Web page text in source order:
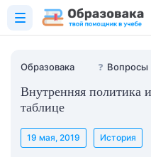
Образовака ❓ Вопросы
Внутренняя политика
таблице
19 мая, 2019 История